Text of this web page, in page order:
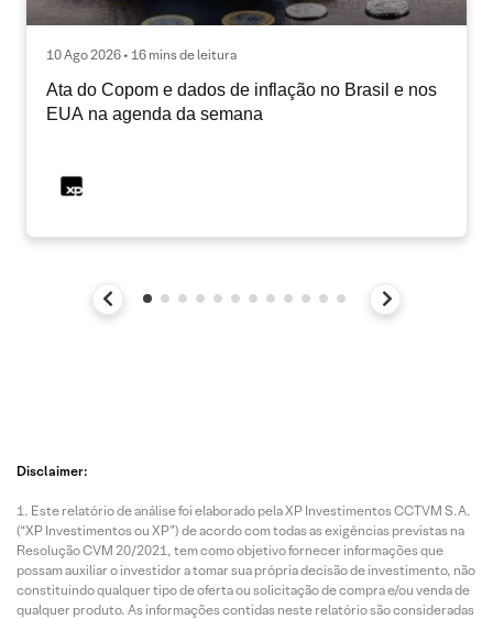
10 Ago 2026 • 16 mins de leitura
Ata do Copom e dados de inflação no Brasil e nos
EUA na agenda da semana
Disclaimer:
Este relatório de análise foi elaborado pela XP Investimentos CCTVM S.A.
(“XP Investimentos ou XP”) de acordo com todas as exigências previstas na
Resolução CVM 20/2021, tem como objetivo fornecer informações que
possam auxiliar o investidor a tomar sua própria decisão de investimento, não
constituindo qualquer tipo de oferta ou solicitação de compra e/ou venda de
qualquer produto. As informações contidas neste relatório são consideradas